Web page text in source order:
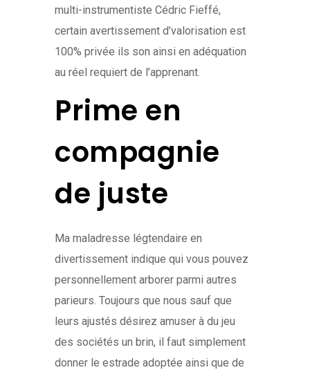
multi-instrumentiste Cédric Fieffé,
certain avertissement d’valorisation est
100% privée ils son ainsi en adéquation
au réel requiert de l’apprenant.
Prime en
compagnie
de juste
Ma maladresse légtendaire en
divertissement indique qui vous pouvez
personnellement arborer parmi autres
parieurs. Toujours que nous sauf que
leurs ajustés désirez amuser à du jeu
des sociétés un brin, il faut simplement
donner le estrade adoptée ainsi que de